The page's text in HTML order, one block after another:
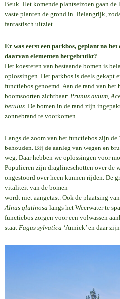
Beuk. Het komende plantseizoen gaan de
vaste planten de grond in. Belangrijk,
fantastisch uitziet.
Er was eerst een parkbos, geplant na
daarvan elementen hergebruikt?
Het koesteren van bestaande bomen is
oplossingen. Het parkbos is deels gekapt
functiebos genoemd. Aan de rand van het
boomsoorten zichtbaar: Prunus avium,
betulus. De bomen in de rand zijn
zonnebrand te voorkomen.
Langs de zoom van het functiebos zijn de
behouden. Bij de aanleg van wegen en
weg. Daar hebben we oplossingen voor
Populieren zijn draglineschotten over de
ongestoord over heen kunnen rijden. De
vitaliteit van de bomen
wordt niet aangetast. Ook de plaatsing
Alnus glutinosa langs het Weerwater te
functiebos zorgen voor een volwassen
staat Fagus sylvatica ‘Anniek’ en daar